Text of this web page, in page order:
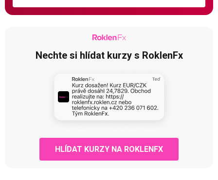
Nechte si hlídat kurzy s RoklenFx
HLÍDAT KURZY NA ROKLENFX